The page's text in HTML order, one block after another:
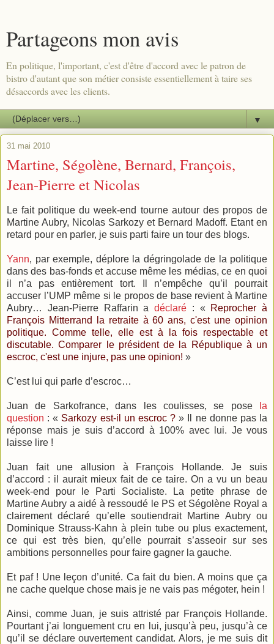
Partageons mon avis
En politique, l'important, c'est d'être d'accord avec le patron de
bistro d'autant que son métier consiste essentiellement à taire ses
désaccords avec les clients.
▼
31 mai 2010
Martine, Ségolène, Bernard, François,
Jean-Pierre et Nicolas
Le fait politique du week-end tourne autour des propos de
Martine Aubry, Nicolas Sarkozy et Bernard Madoff. Etant en
retard pour en parler, je suis parti faire un tour des blogs.
Yann, par exemple, déplore la dégringolade de la politique
dans des bas-fonds et accuse même les médias, ce en quoi
il n’a pas entièrement tort. Il n’empêche qu’il pourrait
accuser l’UMP même si le propos de base revient à Martine
Aubry… Jean-Pierre Raffarin a déclaré : «
Reprocher à
François Mitterrand la retraite à 60 ans, c'est une opinion
politique. Comme telle, elle est à la fois respectable et
discutable. Comparer le président de la République à un
escroc, c'est une injure, pas une opinion! »
C’est lui qui parle d’escroc…
Juan de Sarkofrance, dans les coulisses, se pose
la
question : « Sarkozy est-il un escroc ?» Il ne donne pas la
réponse mais je suis d’accord à 100% avec lui. Je vous
laisse lire !
Juan fait une allusion à François Hollande. Je suis
d’accord : il aurait mieux fait de ce taire. On a vu un beau
week-end pour le Parti Socialiste. La petite phrase de
Martine Aubry a aidé à ressoudé le PS et Ségolène Royal a
clairement déclaré qu’elle soutiendrait Martine Aubry ou
Dominique Strauss-Kahn à plein tube ou plus exactement,
ce qui est très bien, qu’elle pourrait s’asseoir sur ses
ambitions personnelles pour faire gagner la gauche.
Et paf ! Une leçon d’unité. Ca fait du bien. A moins que ça
ne cache quelque chose mais je ne vais pas mégoter, hein !
Ainsi, comme Juan, je suis attristé par François Hollande.
Pourtant j’ai longuement cru en lui, jusqu’à peu, jusqu’à ce
qu’il se déclare ouvertement candidat. Alors, je me suis dit